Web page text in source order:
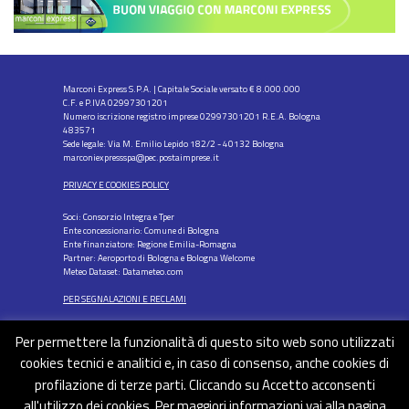
Marconi Express S.P.A. | Capitale Sociale versato € 8.000.000
C.F. e P.IVA 02997301201
Numero iscrizione registro imprese 02997301201 R.E.A. Bologna
483571
Sede legale: Via M. Emilio Lepido 182/2 - 40132 Bologna
marconiexpressspa@pec.postaimprese.it
PRIVACY E COOKIES POLICY
FOLLOW US
Soci: Consorzio Integra e Tper
Ente concessionario: Comune di Bologna
Ente finanziatore: Regione Emilia-Romagna
Partner: Aeroporto di Bologna e Bologna Welcome
Meteo Dataset: Datameteo.com
PER SEGNALAZIONI E RECLAMI
Per permettere la funzionalità di questo sito web sono utilizzati
cookies tecnici e analitici e, in caso di consenso, anche cookies di
profilazione di terze parti. Cliccando su Accetto acconsenti